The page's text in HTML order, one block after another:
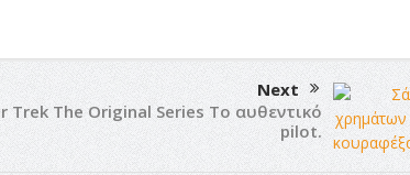
Next
Trek The Original Series Το αυθεντικό
pilot.